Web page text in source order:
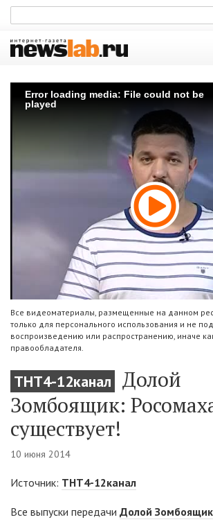
Error loading media: File could not be
played
Все видеоматериалы, размещенные на данном
только для персонального использования и не
воспроизведению или распространению, иначе
правообладателя.
ТНТ4-12канал
Долой
Зомбоящик:
существует!
10 июня 2014
Источник: ТНТ4-12канал
Все выпуски передачи Долой Зомбоящик